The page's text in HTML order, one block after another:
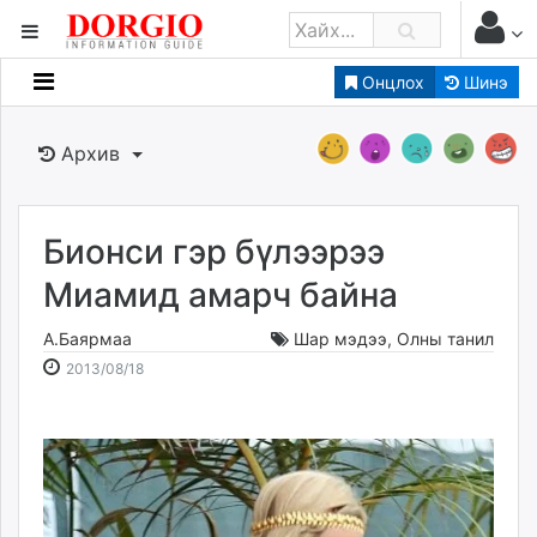
Онцлох Шинэ
Мэдээллийн
Банк санхүү
Бизнес ААН
Төрийн
dorgio.mn
Gogo.mn
news.mn
zindaa.mn
Baabar.mn
tovch.mn
Архив
Бионси гэр бүлээрээ
Миамид амарч байна
А.Баярмаа Шар мэдээ, Олны танил
2013/08/182013-
23:04:27
2026-
11:43:39